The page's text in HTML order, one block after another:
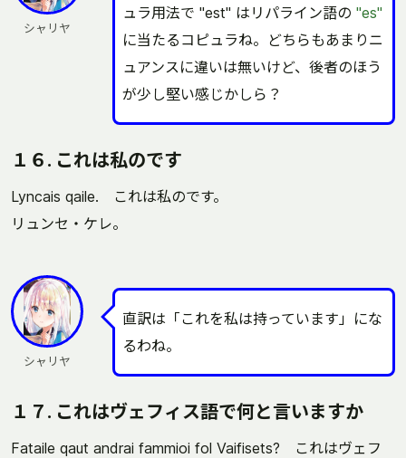
シャリヤ
ュラ用法で "est" はリパライン語の "es"
に当たるコピュラね。どちらもあまりニ
ュアンスに違いは無いけど、後者のほう
が少し堅い感じかしら？
１６. これは私のです
Lyncais qaile. これは私のです。
リュンセ・ケレ。
シャリヤ
直訳は「これを私は持っています」にな
るわね。
１７. これはヴェフィス語で何と言いますか
Fataile qaut andrai fammioi fol Vaifisets? これはヴェフ